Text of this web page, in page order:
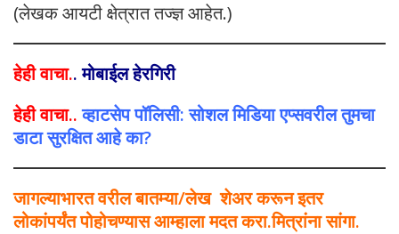
(लेखक आयटी क्षेत्रात तज्ज्ञ आहेत.)
हेही वाचा..मोबाईल हेरगिरी
हेही वाचा.. व्हाटसेप पॉलिसी: सोशल मिडिया एप्सवरील तुमचा
डाटा सुरक्षित आहे का?
जागल्याभारत वरील बातम्या/लेख शेअर करून इतर
लोकांपर्यंत पोहोचण्यास आम्हाला मदत करा.मित्रांना सांगा.